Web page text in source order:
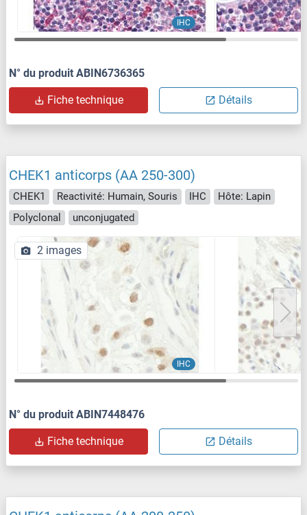
IHC
N° du produit ABIN6736365
Fiche technique Détails
CHEK1 anticorps (AA 250-300)
CHEK1 Reactivité: Humain, Souris IHC
Hôte: Lapin
Polyclonal
unconjugated
IHC
2 images
N° du produit ABIN7448476
Fiche technique Détails